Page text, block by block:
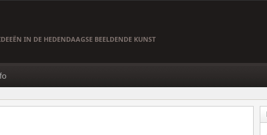
IN DE HEDENDAAGSE BEELDENDE KUNST